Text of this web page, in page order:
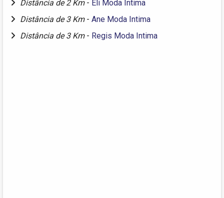
Distância de 2 Km - Eli Moda Intima
Distância de 3 Km - Ane Moda Intima
Distância de 3 Km - Regis Moda Intima